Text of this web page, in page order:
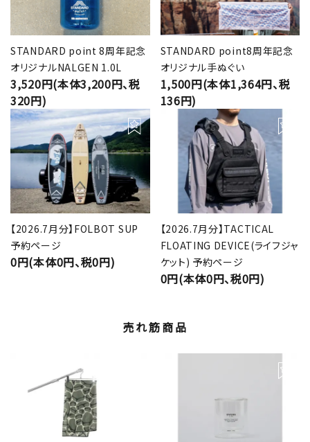
STANDARD point 8周年記念
オリジナルNALGEN 1.0L
3,520円(本体3,200円、税
320円)
STANDARD point8周年記念
オリジナル手ぬぐい
1,500円(本体1,364円、税
136円)
【2026.7月分】FOLBOT SUP
予約ページ
0円(本体0円、税0円)
【2026.7月分】TACTICAL
FLOATING DEVICE(ライフジャ
ケット) 予約ページ
0円(本体0円、税0円)
売れ筋商品